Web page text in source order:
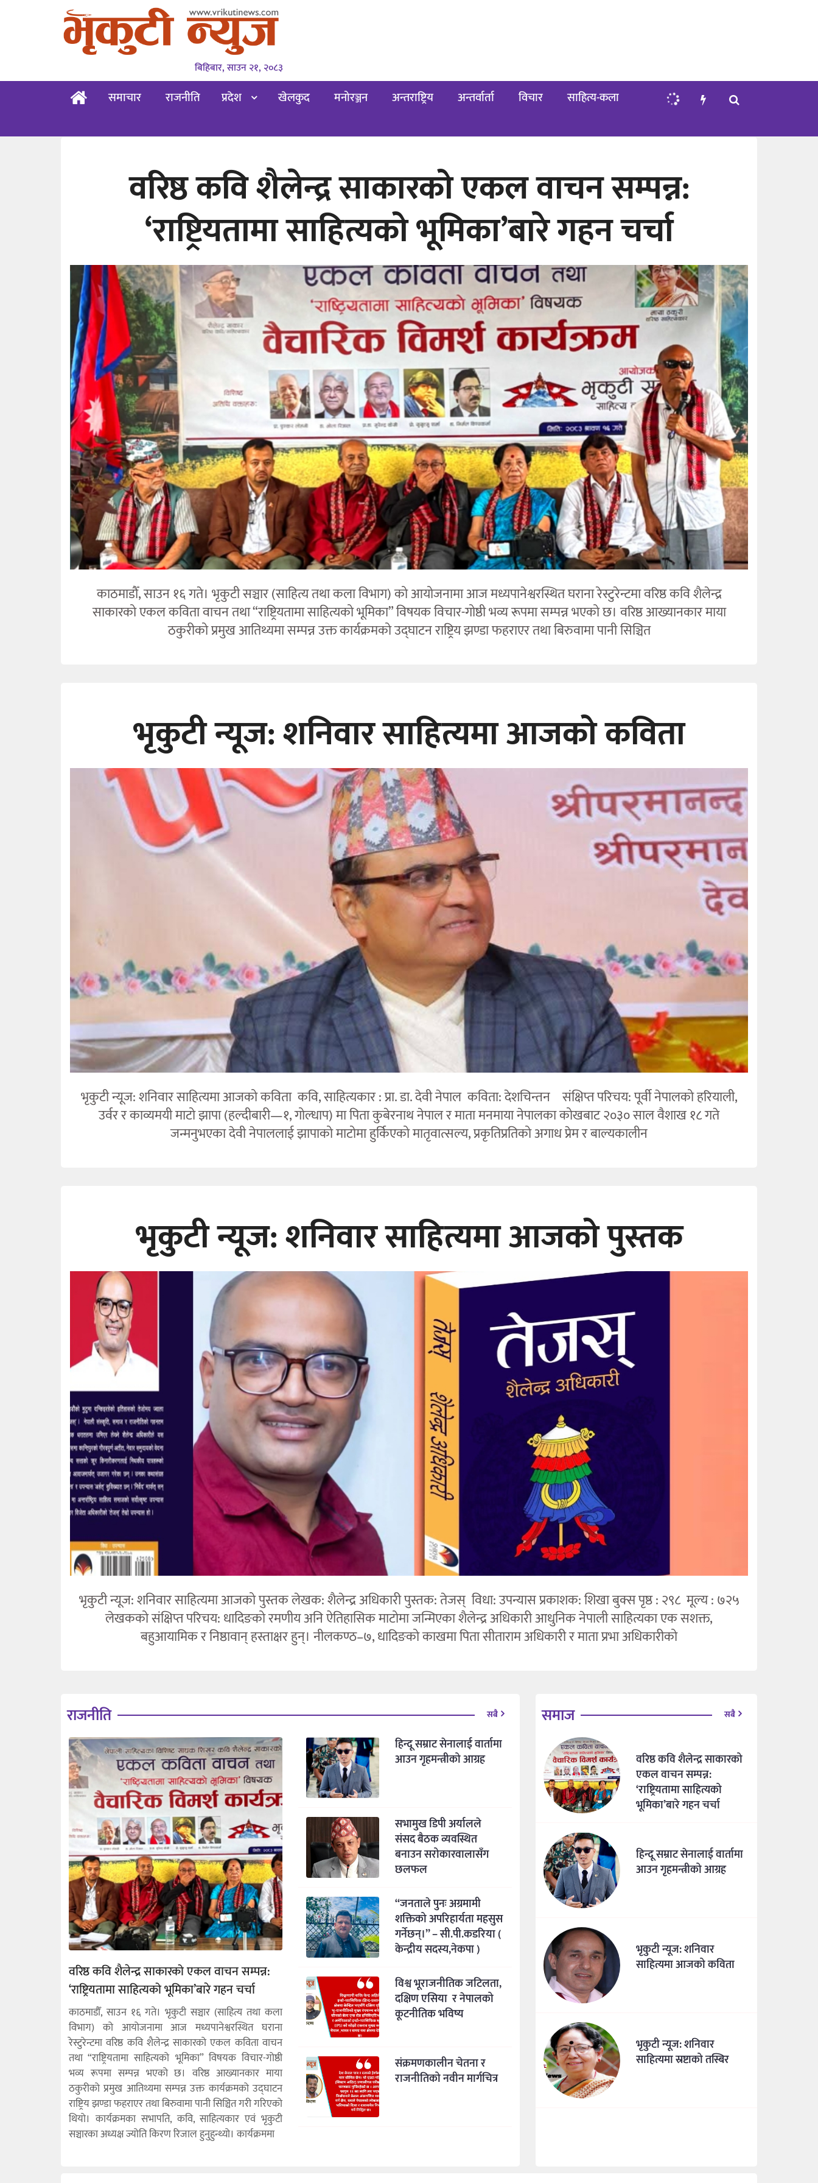
बिहिबार, साउन २१, २०८३
समाचार राजनीति प्रदेश खेलकुद मनोरञ्जन अन्तराष्ट्रिय अन्तर्वार्ता विचार साहित्य-कला
वरिष्ठ कवि शैलेन्द्र साकारको एकल वाचन सम्पन्न:
‘राष्ट्रियतामा साहित्यको भूमिका’बारे गहन चर्चा
काठमाडौँ, साउन १६ गते। भृकुटी सञ्चार (साहित्य तथा कला विभाग) को आयोजनामा आज मध्यपानेश्वरस्थित घराना रेस्टुरेन्टमा वरिष्ठ कवि शैलेन्द्र
साकारको एकल कविता वाचन तथा “राष्ट्रियतामा साहित्यको भूमिका” विषयक विचार-गोष्ठी भव्य रूपमा सम्पन्न भएको छ। वरिष्ठ आख्यानकार माया
ठकुरीको प्रमुख आतिथ्यमा सम्पन्न उक्त कार्यक्रमको उद्घाटन राष्ट्रिय झण्डा फहराएर तथा बिरुवामा पानी सिञ्चित
भृकुटी न्यूज: शनिवार साहित्यमा आजको कविता
भृकुटी न्यूज: शनिवार साहित्यमा आजको कविता कवि, साहित्यकार : प्रा. डा. देवी नेपाल कविता: देशचिन्तन संक्षिप्त परिचय: पूर्वी नेपालको हरियाली,
उर्वर र काव्यमयी माटो झापा (हल्दीबारी—१, गोल्धाप) मा पिता कुबेरनाथ नेपाल र माता मनमाया नेपालका कोखबाट २०३० साल वैशाख १८ गते
जन्मनुभएका देवी नेपाललाई झापाको माटोमा हुर्किएको मातृवात्सल्य, प्रकृतिप्रतिको अगाध प्रेम र बाल्यकालीन
भृकुटी न्यूज: शनिवार साहित्यमा आजको पुस्तक
भृकुटी न्यूज: शनिवार साहित्यमा आजको पुस्तक लेखक: शैलेन्द्र अधिकारी पुस्तक: तेजस् विधा: उपन्यास प्रकाशक: शिखा बुक्स पृष्ठ : २९८ मूल्य : ७२५
लेखकको संक्षिप्त परिचय: धादिङको रमणीय अनि ऐतिहासिक माटोमा जन्मिएका शैलेन्द्र अधिकारी आधुनिक नेपाली साहित्यका एक सशक्त,
बहुआयामिक र निष्ठावान् हस्ताक्षर हुन्। नीलकण्ठ–७, धादिङको काखमा पिता सीताराम अधिकारी र माता प्रभा अधिकारीको
राजनीति सबै
वरिष्ठ कवि शैलेन्द्र साकारको एकल वाचन सम्पन्न:
‘राष्ट्रियतामा साहित्यको भूमिका’बारे गहन चर्चा
काठमाडौँ, साउन १६ गते। भृकुटी सञ्चार (साहित्य तथा कला
विभाग) को आयोजनामा आज मध्यपानेश्वरस्थित घराना
रेस्टुरेन्टमा वरिष्ठ कवि शैलेन्द्र साकारको एकल कविता वाचन
तथा “राष्ट्रियतामा साहित्यको भूमिका” विषयक विचार-गोष्ठी
भव्य रूपमा सम्पन्न भएको छ। वरिष्ठ आख्यानकार माया
ठकुरीको प्रमुख आतिथ्यमा सम्पन्न उक्त कार्यक्रमको उद्घाटन
राष्ट्रिय झण्डा फहराएर तथा बिरुवामा पानी सिञ्चित गरी गरिएको
थियो। कार्यक्रमका सभापति, कवि, साहित्यकार एवं भृकुटी
सञ्चारका अध्यक्ष ज्योति किरण रिजाल हुनुहुन्थ्यो। कार्यक्रममा
हिन्दू सम्राट सेनालाई वार्तामा
आउन गृहमन्त्रीको आग्रह
सभामुख डिपी अर्यालले
संसद बैठक व्यवस्थित
बनाउन सरोकारवालासँग
छलफल
“जनताले पुनः अग्रमामी
शक्तिको अपरिहार्यता महसुस
गर्नेछन्।” – सी.पी.कडरिया (
केन्द्रीय सदस्य,नेकपा )
विश्व भूराजनीतिक जटिलता,
दक्षिण एसिया र नेपालको
कूटनीतिक भविष्य
संक्रमणकालीन चेतना र
राजनीतिको नवीन मार्गचित्र
समाज सबै
वरिष्ठ कवि शैलेन्द्र साकारको
एकल वाचन सम्पन्न:
‘राष्ट्रियतामा साहित्यको
भूमिका’बारे गहन चर्चा
हिन्दू सम्राट सेनालाई वार्तामा
आउन गृहमन्त्रीको आग्रह
भृकुटी न्यूज: शनिवार
साहित्यमा आजको कविता
भृकुटी न्यूज: शनिवार
साहित्यमा स्रष्टाको तस्बिर